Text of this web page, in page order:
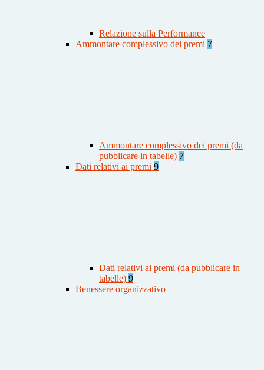
Relazione sulla Performance
Ammontare complessivo dei premi 7
Ammontare complessivo dei premi (da
pubblicare in tabelle) 7
Dati relativi ai premi 9
Dati relativi ai premi (da pubblicare in
tabelle) 9
Benessere organizzativo